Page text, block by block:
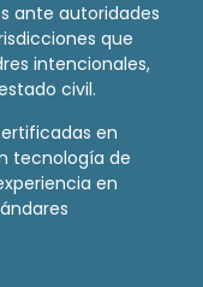
ante autoridades
que
intencionales,
civil.
en
tecnología de
en